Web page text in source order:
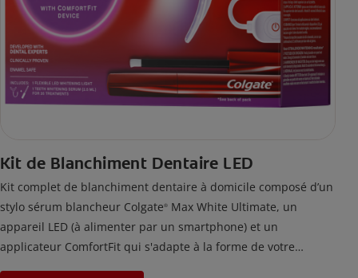
Kit de Blanchiment Dentaire LED
Kit complet de blanchiment dentaire à domicile composé d’un
stylo sérum blancheur Colgate® Max White Ultimate, un
appareil LED (à alimenter par un smartphone) et un
applicateur ComfortFit qui s'adapte à la forme de votre